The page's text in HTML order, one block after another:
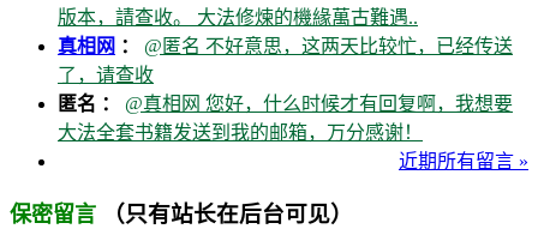
版本，請查收。 大法修煉的機緣萬古難遇..
真相网 ： @匿名 不好意思，这两天比较忙，已经传送
了，请查收
匿名 ： @真相网 您好，什么时候才有回复啊，我想要
大法全套书籍发送到我的邮箱，万分感谢！
近期所有留言 »
保密留言 （只有站长在后台可见）